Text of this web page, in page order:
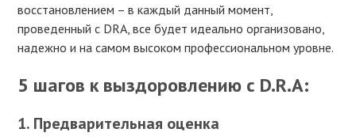
восстановлением – в каждый данный момент,
проведенный с DRA, все будет идеально организовано,
надежно и на самом высоком профессиональном уровне.
5 шагов к выздоровлению с D.R.A:
1. Предварительная оценка